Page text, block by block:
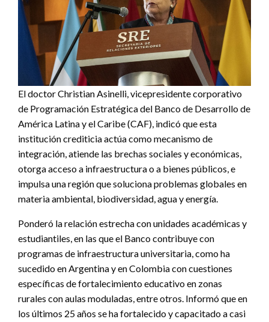
El doctor Christian Asinelli, vicepresidente corporativo
de Programación Estratégica del Banco de Desarrollo de
América Latina y el Caribe (CAF), indicó que esta
institución crediticia actúa como mecanismo de
integración, atiende las brechas sociales y económicas,
otorga acceso a infraestructura o a bienes públicos, e
impulsa una región que soluciona problemas globales en
materia ambiental, biodiversidad, agua y energía.
Ponderó la relación estrecha con unidades académicas y
estudiantiles, en las que el Banco contribuye con
programas de infraestructura universitaria, como ha
sucedido en Argentina y en Colombia con cuestiones
específicas de fortalecimiento educativo en zonas
rurales con aulas moduladas, entre otros. Informó que en
los últimos 25 años se ha fortalecido y capacitado a casi